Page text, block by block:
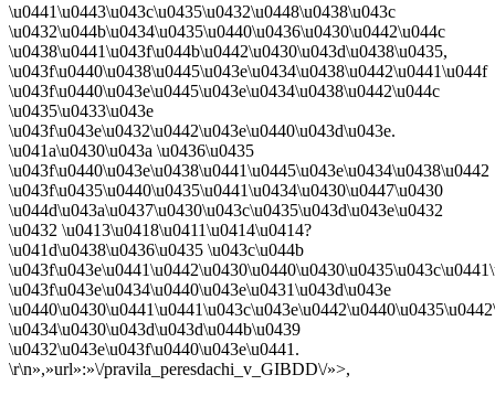
\u0441\u0443\u043c\u0435\u0432\u0448\u0438\u043c
\u0432\u044b\u0434\u0435\u0440\u0436\u0430\u0442\u044c
\u0438\u0441\u043f\u044b\u0442\u0430\u043d\u0438\u0435,
\u043f\u0440\u0438\u0445\u043e\u0434\u0438\u0442\u0441\u044f
\u043f\u0440\u043e\u0445\u043e\u0434\u0438\u0442\u044c
\u0435\u0433\u043e
\u043f\u043e\u0432\u0442\u043e\u0440\u043d\u043e.
\u041a\u0430\u043a \u0436\u0435
\u043f\u0440\u043e\u0438\u0441\u0445\u043e\u0434\u0438\u0442
\u043f\u0435\u0440\u0435\u0441\u0434\u0430\u0447\u0430
\u044d\u043a\u0437\u0430\u043c\u0435\u043d\u043e\u0432
\u0432 \u0413\u0418\u0411\u0414\u0414?
\u041d\u0438\u0436\u0435 \u043c\u044b
\u043f\u043e\u0434\u0440\u043e\u0431\u043d\u043e
\u0434\u0430\u043d\u043d\u044b\u0439
\u0432\u043e\u043f\u0440\u043e\u0441.
\r\n»,»url»:»\/pravila_peresdachi_v_GIBDD\/»>,